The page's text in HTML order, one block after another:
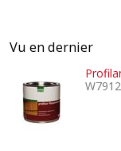
Vu en dernier